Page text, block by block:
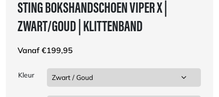
STING BOKSHANDSCHOEN VIPER X |
ZWART/GOUD | KLITTENBAND
Vanaf €199,95
Kleur